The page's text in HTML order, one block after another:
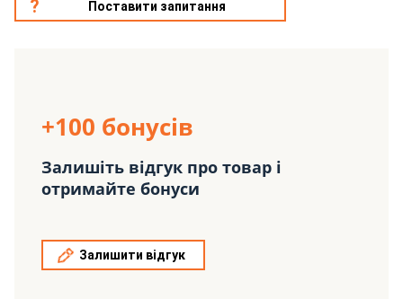
Поставити запитання
+100 бонусів
Залишіть відгук про товар і
отримайте бонуси
Залишити відгук